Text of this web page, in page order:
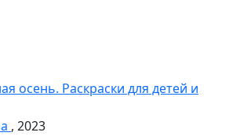
осень. Раскраски для детей и
, 2023